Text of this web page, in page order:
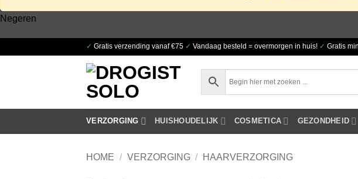
Negeren
✓ Gratis verzending vanaf €75 ✓ Vandaag besteld = overmorgen in huis! ✓ Gratis
VERZORGING HUISHOUDELIJK COSMETICA GEZONDHEID
HOME / VERZORGING / HAARVERZORGING